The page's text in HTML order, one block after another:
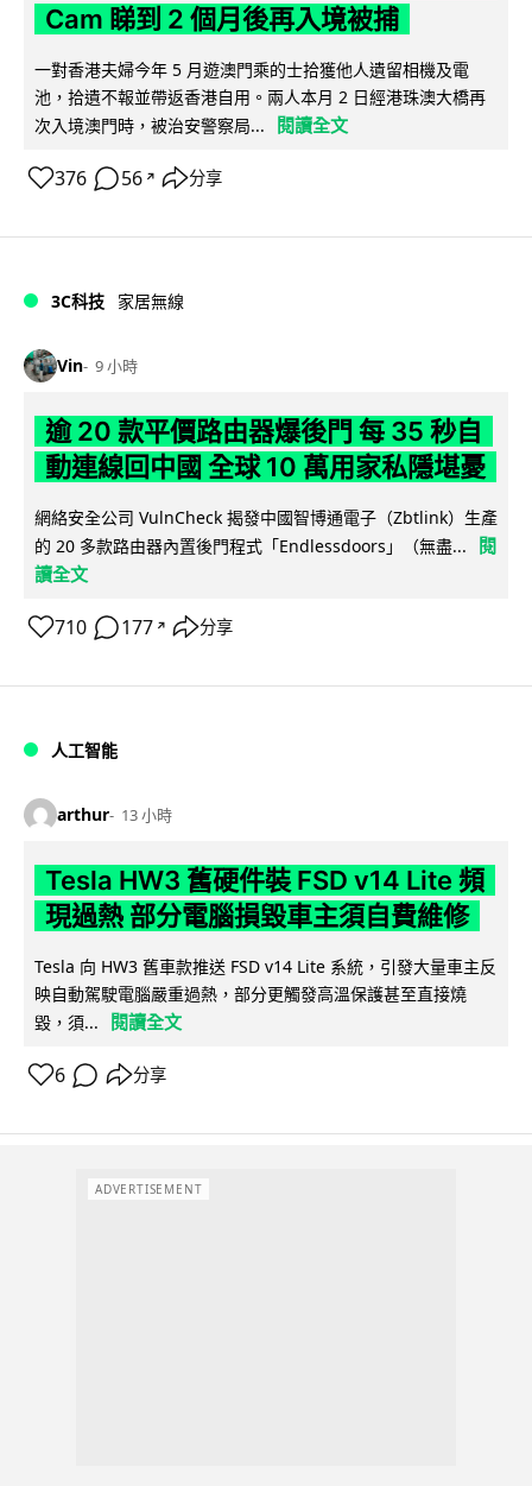
Cam 睇到 2 個月後再入境被捕
一對香港夫婦今年 5 月遊澳門乘的士拾獲他人遺留相機及電
池，拾遺不報並帶返香港自用。兩人本月 2 日經港珠澳大橋再
次入境澳門時，被治安警察局...
閱讀全文
376 56 ↗ 分享
3C科技 家居無線
Vin 9 小時
逾 20 款平價路由器爆後門 每 35 秒自
動連線回中國 全球 10 萬用家私隱堪憂
網絡安全公司 VulnCheck 揭發中國智博通電子（Zbtlink）生產
的 20 多款路由器內置後門程式「Endlessdoors」（無盡...
閱
讀全文
710 177 ↗ 分享
人工智能
arthur 13 小時
Tesla HW3 舊硬件裝 FSD v14 Lite 頻
現過熱 部分電腦損毀車主須自費維修
Tesla 向 HW3 舊車款推送 FSD v14 Lite 系統，引發大量車主反
映自動駕駛電腦嚴重過熱，部分更觸發高溫保護甚至直接燒
毀，須...
閱讀全文
6 分享
ADVERTISEMENT